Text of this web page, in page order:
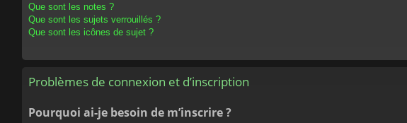
Que sont les notes ?
Que sont les sujets verrouillés ?
Que sont les icônes de sujet ?
Problèmes de connexion et d’inscription
Pourquoi ai-je besoin de m’inscrire ?